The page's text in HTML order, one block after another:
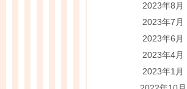
2023年8月
2023年7月
2023年6月
2023年4月
2023年1月